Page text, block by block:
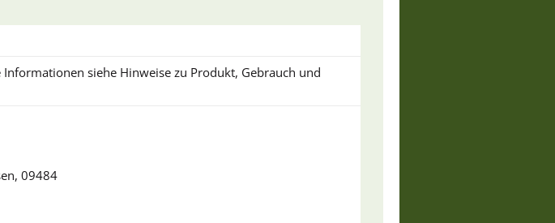
Informationen siehe Hinweise zu Produkt, Gebrauch und
09484